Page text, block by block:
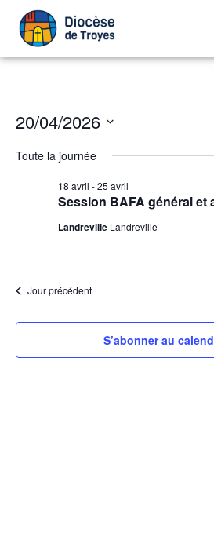
20/04/2026
une
date.
Toute la journée
Session BAFA général
18 avril -25 avril
Landreville Landreville
Jour précédent
S’abonner au